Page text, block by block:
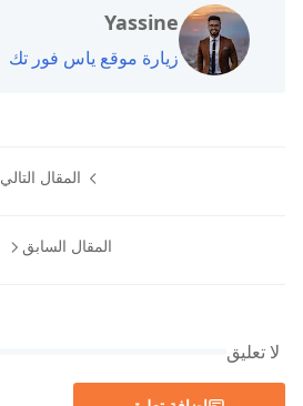
Yassine
زيارة موقع ياس فور تك
المقال التالي
المقال السابق
لا تعليق